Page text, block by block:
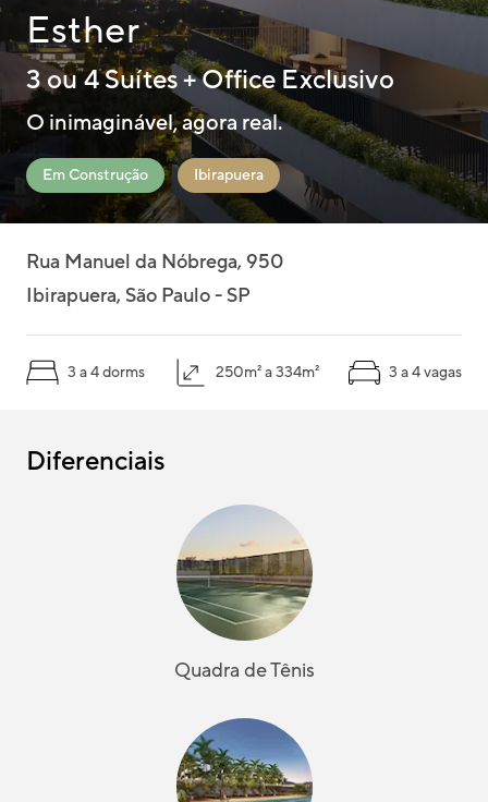
Pelo mapa
Esther
3 ou 4 Suítes + Office Exclusivo
O inimaginável, agora real.
Em Construção Ibirapuera
Rua Manuel da Nóbrega, 950
Ibirapuera, São Paulo - SP
3 a 4 dorms 250m² a 334m² 3 a 4 vagas
Diferenciais
Quadra de Tênis